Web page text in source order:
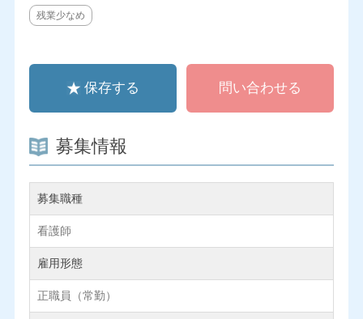
残業少なめ
保存する 問い合わせる
募集情報
募集職種
看護師
雇用形態
正職員（常勤）